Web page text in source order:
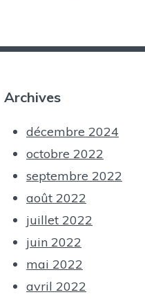
Archives
décembre 2024
octobre 2022
septembre 2022
août 2022
juillet 2022
juin 2022
mai 2022
avril 2022